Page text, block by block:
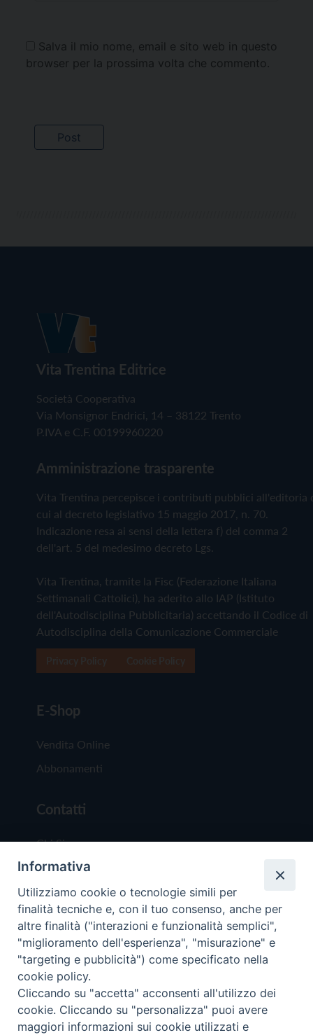
Salva il mio nome, email e sito web in questo
browser per la prossima volta che commento.
Vita Trentina Editrice
Società Cooperativa
Via Monsignor Endrici, 14 – 38122 Trento
P.IVA e C.F. 00199960220
Amministrazione trasparente
Vita Trentina percepisce i contributi pubblici all'editoria
cui al decreto legislativo 15 maggio 2017, n. 70.
Indicazione resa ai sensi della lettera f) del comma 2
dell'art. 5 del medesimo decreto Lgs.
Vita Trentina, tramite la Fisc (Federazione Italiana
Settimanali Cattolici), ha aderito allo IAP (Istituto
dell'Autodisciplina Pubblicitaria) accettando il Codice di
Autodisciplina della Comunicazione Commerciale
E-Shop
Vendita Online
Abbonamenti
Contatti
Chi Siamo
Redazione
Scrivici
Copyright © 2019 - Tutti i diritti riservati - Vita
Trentina Editrice
Informativa
Utilizziamo cookie o tecnologie simili per
finalità tecniche e, con il tuo consenso, anche per
altre finalità ("interazioni e funzionalità semplici",
"miglioramento dell'esperienza", "misurazione" e
"targeting e pubblicità") come specificato nella
cookie policy.
Cliccando su "accetta" acconsenti all'utilizzo dei
cookie. Cliccando su "personalizza" puoi avere
maggiori informazioni sui cookie utilizzati e